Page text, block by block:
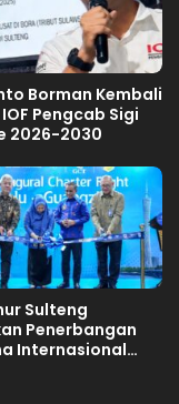
Borman Kembali
Pengcab Sigi
2026-2030
Sulteng
Penerbangan
Internasional